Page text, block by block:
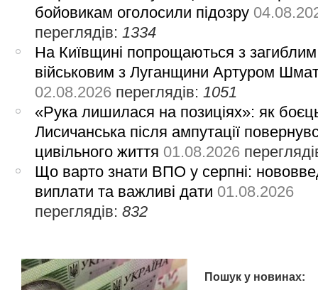
бойовикам оголосили підозру
переглядів: 1334
На Київщині попрощаються з загиблим
військовим з Луганщини Артуром
02.08.2026 переглядів: 1051
«Рука лишилася на позиціях»: як
Лисичанська після ампутації
цивільного життя 01.08.2026
Що варто знати ВПО у серпні:
виплати та важливі дати 01.08.2026
переглядів:832
Пошук у новинах: